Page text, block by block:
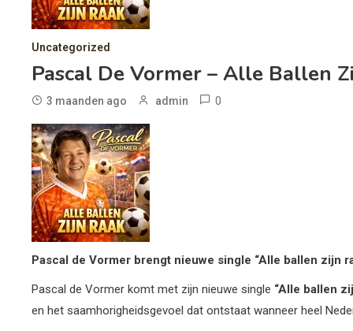
Uncategorized
Pascal De Vormer – Alle Ballen
3 maanden ago admin 0
Pascal de Vormer brengt nieuwe single “Alle ballen zijn
Pascal de Vormer komt met zijn nieuwe single “Alle ballen
en het saamhorigheidsgevoel dat ontstaat wanneer heel